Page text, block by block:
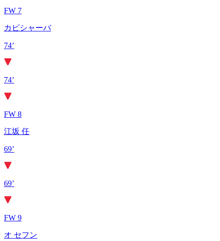
FW 7
カピシャーバ
74’
74’
FW 8
江坂 任
69’
69’
FW 9
オ セフン